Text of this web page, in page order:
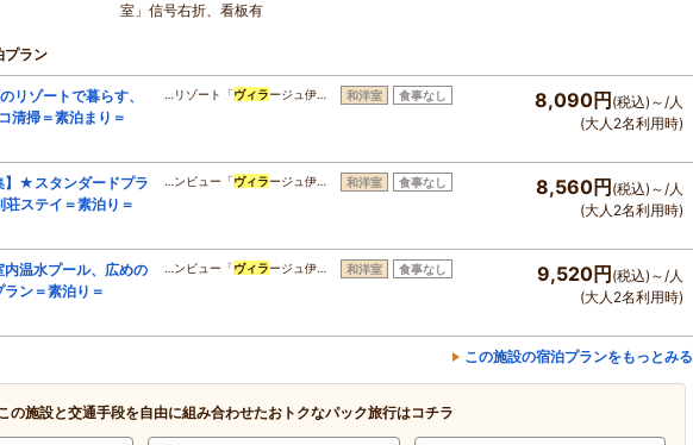
室」信号右折、看板有
プラン
リゾートで暮らす、
清掃＝素泊まり＝
…リゾート「ヴィラージュ伊… 和洋室 食事なし 8,090円 (税込)～/人
(大人2名利用時)
】★スタンダードプラ
ステイ＝素泊り＝
…ンビュー「ヴィラージュ伊… 和洋室 食事なし 8,560円 (税込)～/人
(大人2名利用時)
内温水プール、広めの
ン＝素泊り＝
…ンビュー「ヴィラージュ伊… 和洋室 食事なし 9,520円 (税込)～/人
(大人2名利用時)
この施設の宿泊プランをもっとみる
の施設と交通手段を自由に組み合わせたおトクなパック旅行はコチラ